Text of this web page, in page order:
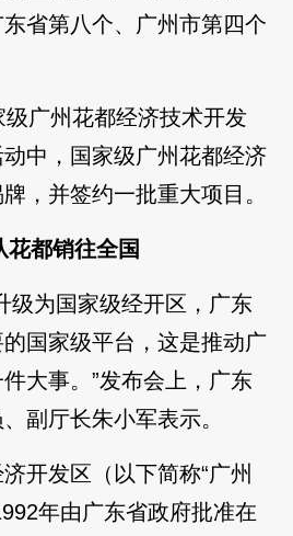
省第八个、广州市第四个
广州花都经济技术开发
中，国家级广州花都经济
，并签约一批重大项目。
花都销往全国
级为国家级经开区，广东
国家级平台，这是推动广
大事。”发布会上，广东
副厅长朱小军表示。
开发区（以下简称“广州
年由广东省政府批准在